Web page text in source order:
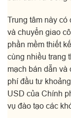
Trung tâm này
và chuyển giao
phần mềm thiết
cùng nhiều trang
mạch bán dẫn và
phí đầu tư
USD của Chính
vụ đào tạo các